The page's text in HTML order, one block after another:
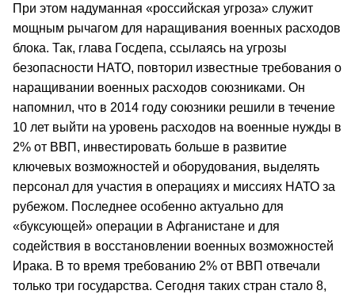
При этом надуманная «российская угроза» служит
мощным рычагом для наращивания военных расходов
блока. Так, глава Госдепа, ссылаясь на угрозы
безопасности НАТО, повторил известные требования о
наращивании военных расходов союзниками. Он
напомнил, что в 2014 году союзники решили в течение
10 лет выйти на уровень расходов на военные нужды в
2% от ВВП, инвестировать больше в развитие
ключевых возможностей и оборудования, выделять
персонал для участия в операциях и миссиях НАТО за
рубежом. Последнее особенно актуально для
«буксующей» операции в Афганистане и для
содействия в восстановлении военных возможностей
Ирака. В то время требованию 2% от ВВП отвечали
только три государства. Сегодня таких стран стало 8,